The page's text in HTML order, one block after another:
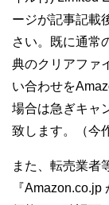
ージが記事記載
さい。既に通常
典のクリアファ
い合わせを
場合は急ぎキャ
致します。（今
また、転売業者
『